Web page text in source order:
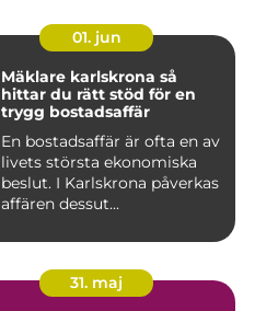
01. jun
Mäklare karlskrona så
hittar du rätt stöd för en
trygg bostadsaffär
En bostadsaffär är ofta en av
livets största ekonomiska
beslut. I Karlskrona påverkas
affären dessut...
31. maj